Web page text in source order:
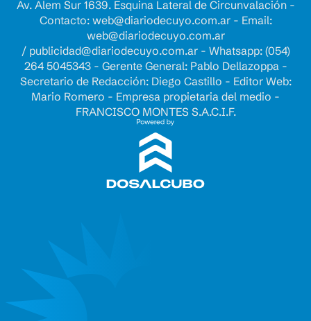
Av. Alem Sur 1639. Esquina Lateral de Circunvalación -
Contacto: web@diariodecuyo.com.ar- Email:
web@diariodecuyo.com.ar
/ publicidad@diariodecuyo.com.ar- Whatsapp: (054)
264 5045343 - Gerente General: Pablo Dellazoppa -
Secretario de Redacción: Diego Castillo - Editor Web:
Mario Romero - Empresa propietaria del medio -
FRANCISCO MONTES S.A.C.I.F.